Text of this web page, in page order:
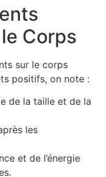
Corps
sur le corps
positifs, on note :
de la taille et de la
les
et de l’énergie